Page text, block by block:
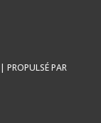
| PROPULSÉ PAR